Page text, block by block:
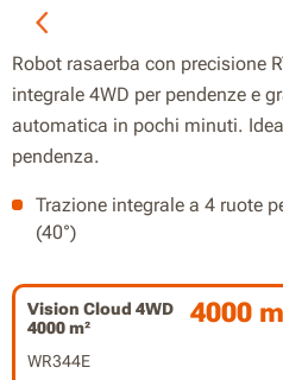
Robot rasaerba con precisione
integrale 4WD per pendenze e
automatica in pochi minuti.
pendenza.
Trazione integrale a 4 ruote
(40°)
Vision Cloud 4WD
4000 m²
4000 m
WR344E